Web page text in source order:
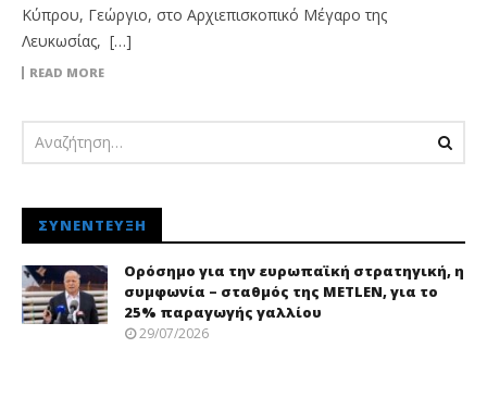
Κύπρου, Γεώργιο, στο Αρχιεπισκοπικό Μέγαρο της
Λευκωσίας, […]
READ MORE
ΣΥΝΈΝΤΕΥΞΗ
Ορόσημο για την ευρωπαϊκή στρατηγική, η
συμφωνία – σταθμός της METLEN, για το
25% παραγωγής γαλλίου
29/07/2026